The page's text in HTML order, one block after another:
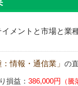
メントと市場と業
情報・通信業」 の
損益：386,000円 騰